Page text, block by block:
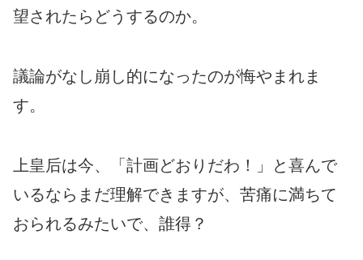
望されたらどうするのか。
議論がなし崩し的になったのが悔やまれま
す。
上皇后は今、「計画どおりだわ！」と喜んで
いるならまだ理解できますが、苦痛に満ちて
おられるみたいで、誰得？